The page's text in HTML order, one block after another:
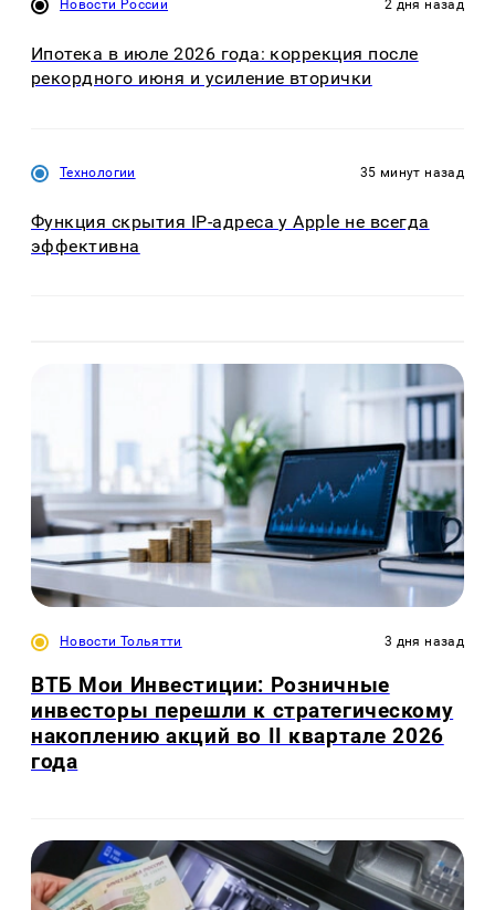
Новости России 2 дня назад
Ипотека в июле 2026 года: коррекция после
рекордного июня и усиление вторички
Технологии 35 минут назад
Функция скрытия IP-адреса у Apple не всегда
эффективна
Новости Тольятти 3 дня назад
ВТБ Мои Инвестиции: Розничные
инвесторы перешли к стратегическому
накоплению акций во II квартале 2026
года